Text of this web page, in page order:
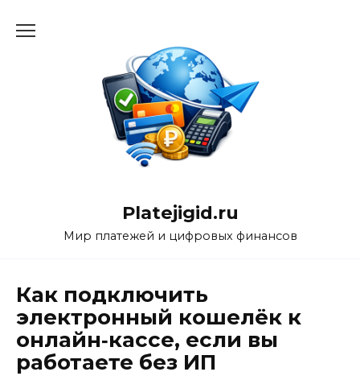
Platejigid.ru
Мир платежей и цифровых финансов
Как подключить
электронный кошелёк к
онлайн‑кассе, если вы
работаете без ИП